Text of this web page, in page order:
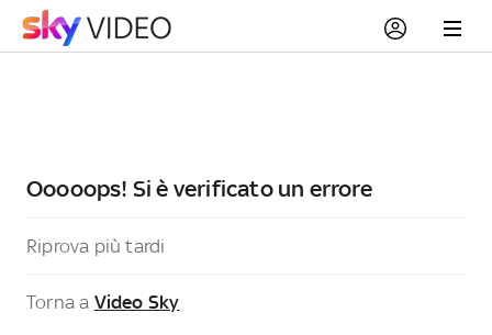
Ooooops! Si è verificato un errore
Riprova più tardi
Torna a Video Sky